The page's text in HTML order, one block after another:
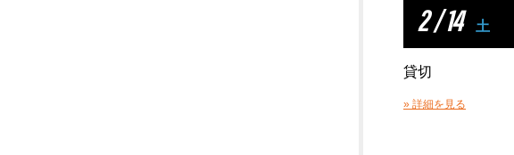
2 / 14 土
貸切
» 詳細を見る